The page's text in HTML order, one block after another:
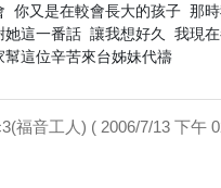
你又是在較會長大的孩子 那
這一番話 讓我想好久 我現在
這位辛苦來台姊妹代禱
福音工人) ( 2006/7/13 下午